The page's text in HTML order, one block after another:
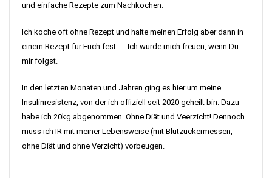
und einfache Rezepte zum Nachkochen.
Ich koche oft ohne Rezept und halte meinen Erfolg aber dann in
einem Rezept für Euch fest. Ich würde mich freuen, wenn Du
mir folgst.
In den letzten Monaten und Jahren ging es hier um meine
Insulinresistenz, von der ich offiziell seit 2020 geheilt bin. Dazu
habe ich 20kg abgenommen. Ohne Diät und Veerzicht! Dennoch
muss ich IR mit meiner Lebensweise (mit Blutzuckermessen,
ohne Diät und ohne Verzicht) vorbeugen.